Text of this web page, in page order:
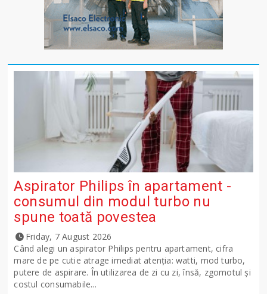
Aspirator Philips în apartament -
consumul din modul turbo nu
spune toată povestea
Friday, 7 August 2026
Când alegi un aspirator Philips pentru apartament, cifra
mare de pe cutie atrage imediat atenția: watti, mod turbo,
putere de aspirare. În utilizarea de zi cu zi, însă, zgomotul și
costul consumabile...